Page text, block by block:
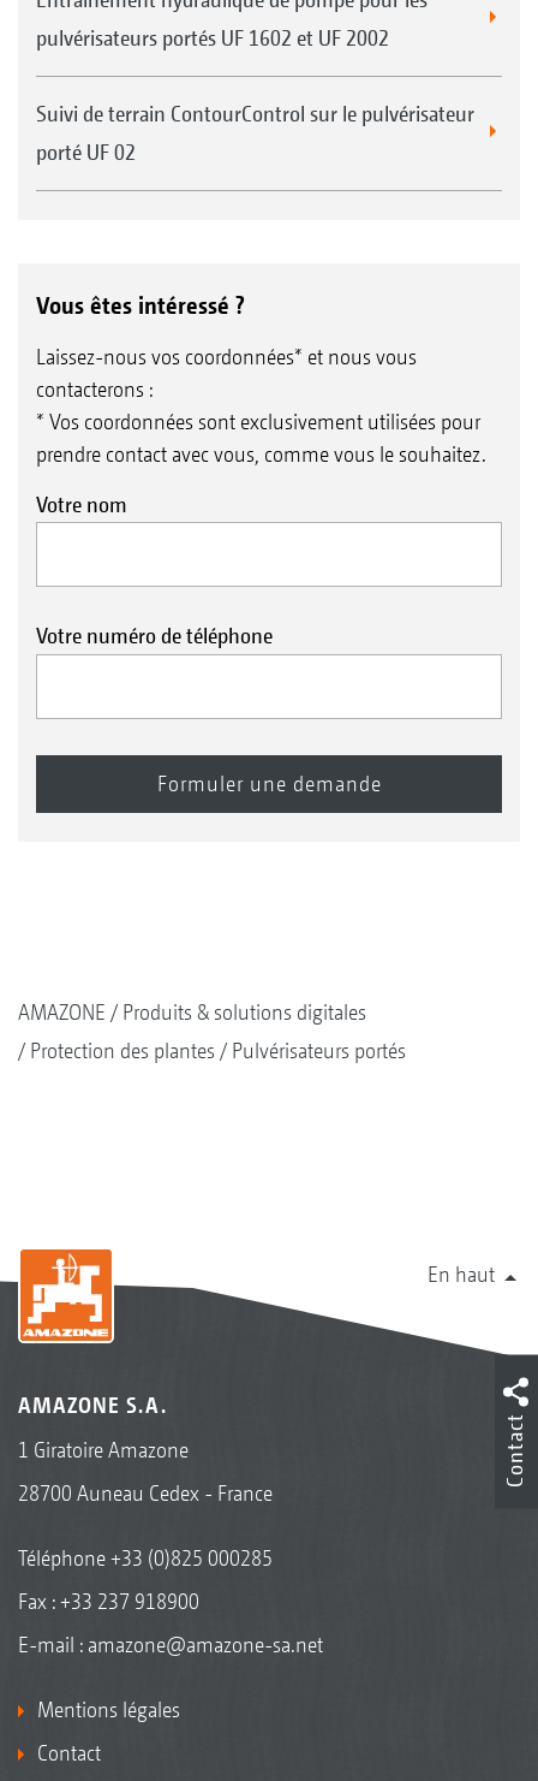
pulvérisateurs portés UF 1602 et UF 2002
Suivi de terrain ContourControl sur le pulvérisateur
porté UF 02
Vous êtes intéressé ?
Laissez-nous vos coordonnées* et nous vous
contacterons :
* Vos coordonnées sont exclusivement utilisées pour
prendre contact avec vous, comme vous le souhaitez.
Votre nom
Votre numéro de téléphone
AMAZONE
Produits & solutions digitales
Protection des plantes
Pulvérisateurs portés
En haut
AMAZONE S.A.
1 Giratoire Amazone
28700 Auneau Cedex - France
Téléphone+33 (0)825 000285
Fax : +33 237 918900
E-mail : amazone@amazone-sa.net
Mentions légales
Contact
Contact